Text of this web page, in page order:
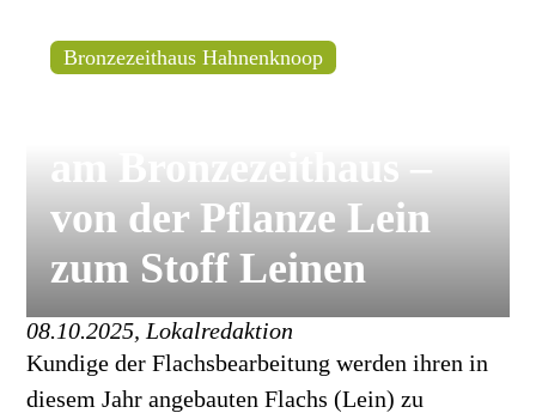
Bronzezeithaus Hahnenknoop
am Bronzezeithaus –
von der Pflanze Lein
zum Stoff Leinen
08.10.2025, Lokalredaktion
Kundige der Flachsbearbeitung werden ihren in
diesem Jahr angebauten Flachs (Lein) zu